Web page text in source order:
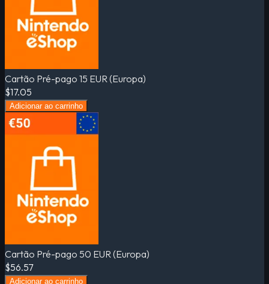
Cartão Pré-pago 15 EUR (Europa)
$17.05
Adicionar ao carrinho
Cartão Pré-pago 50 EUR (Europa)
$56.57
Adicionar ao carrinho